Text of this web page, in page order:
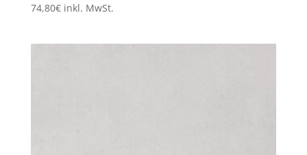
74,80€ inkl. MwSt.